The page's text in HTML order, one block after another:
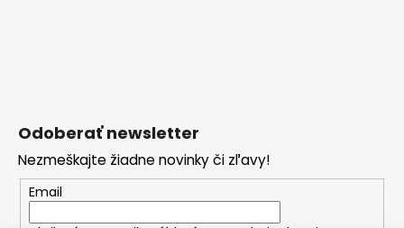
Odoberať newsletter
Nezmeškajte žiadne novinky či zľavy!
Email